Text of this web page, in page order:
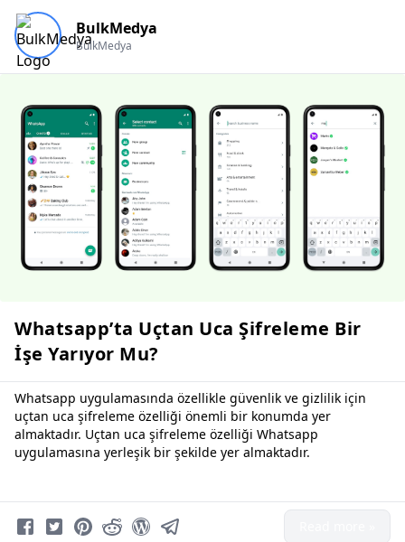
BulkMedya
BulkMedya
Whatsapp’ta Uçtan Uca Şifreleme Bir
İşe Yarıyor Mu?
Whatsapp uygulamasında özellikle güvenlik ve gizlilik için
uçtan uca şifreleme özelliği önemli bir konumda yer
almaktadır. Uçtan uca şifreleme özelliği Whatsapp
uygulamasına yerleşik bir şekilde yer almaktadır.